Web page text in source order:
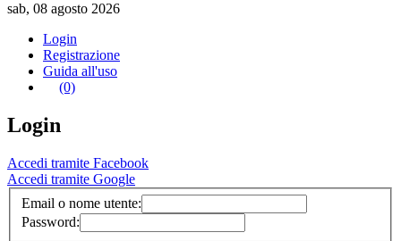
sab, 08 agosto 2026
Login
Registrazione
Guida all'uso
(0)
Login
Accedi tramite Facebook
Accedi tramite Google
Email o nome utente:
Password: